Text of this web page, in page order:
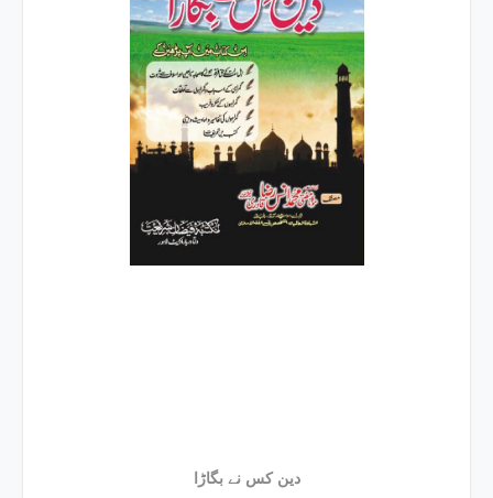
دین کس نے بگاڑا